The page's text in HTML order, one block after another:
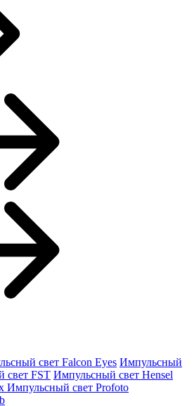
свет Falcon Eyes Импульсный
свет FST Импульсный свет Hensel
Импульсный свет Profoto